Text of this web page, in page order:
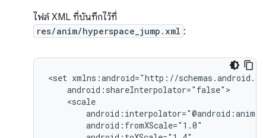
ไฟล์ XML ที่บันทึกไว้ที่
res/anim/hyperspace_jump.xml :
<set